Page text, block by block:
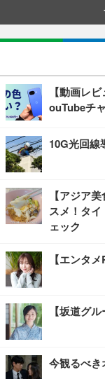
【動画レ
ouTubeチ
10G光回線
【アジア
スメ！タ
ェック
【エンタ
【坂道グ
今観るべき